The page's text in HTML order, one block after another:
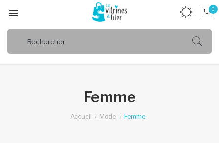
 0
Femme
Accueil Mode Femme